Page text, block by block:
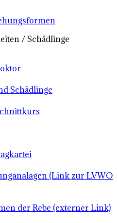
/ Schädlinge
Schädlinge
(Link zur LVWO
der Rebe (externer Link)